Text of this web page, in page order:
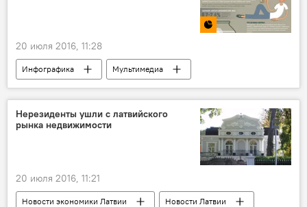
20 июля 2016, 11:28
Инфографика Мультимедиа
Нерезиденты ушли с латвийского
рынка недвижимости
20 июля 2016, 11:21
Новости экономики Латвии
Новости Латвии